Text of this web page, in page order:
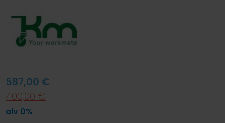
587,00€
400,00 €
alv 0%